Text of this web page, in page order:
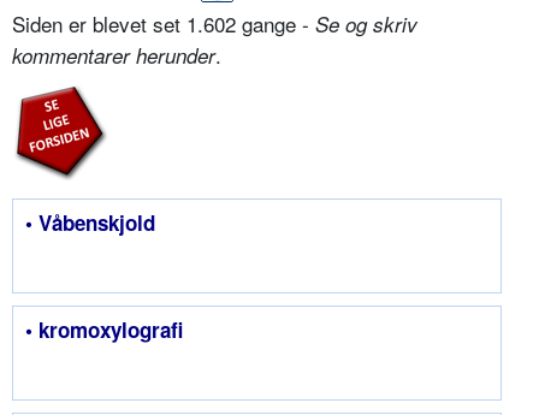
Siden er blevet set 1.602 gange - Se og skriv
kommentarer herunder.
• Våbenskjold
• kromoxylografi